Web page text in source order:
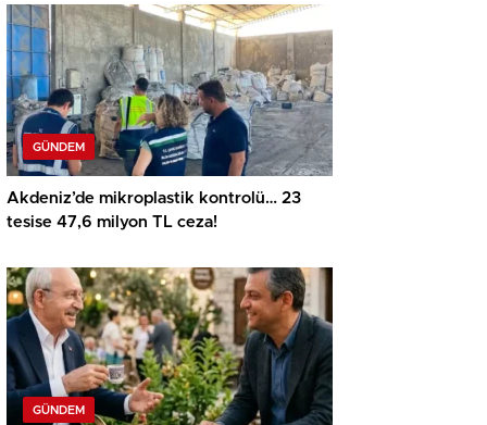
GÜNDEM
Akdeniz’de mikroplastik kontrolü… 23
tesise 47,6 milyon TL ceza!
GÜNDEM